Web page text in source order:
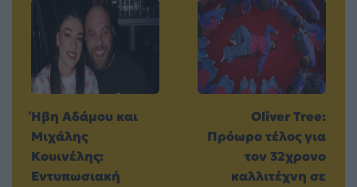
Ήβη Αδάμου και
Μιχάλης
Κουινέλης:
Εντυπωσιακή
Oliver Tree:
Πρόωρο τέλος για
τον 32χρονο
καλλιτέχνη σε